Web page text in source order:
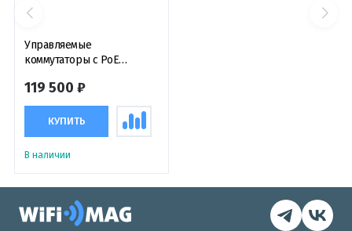
Управляемые
коммутаторы с PoE
4S+2Q+RM
119 500 ₽
КУПИТЬ
В наличии